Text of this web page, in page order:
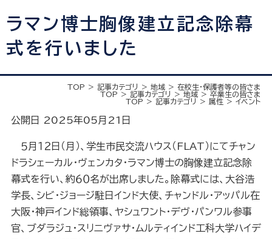
ラマン博士胸像建立記念除幕
式を行いました
TOP 記事カテゴリ 地域
在校生・保護者等の皆さま
TOP
記事カテゴリ 地域
卒業生の皆さま
TOP
記事カテゴリ 属性 イベント
公開日 2025年05月21日
５月１２日（月）、学生市民交流ハウス（FLAT）にてチャン
ドラシェーカル・ヴェンカタ・ラマン博士の胸像建立記念除
幕式を行い、約６０名が出席しました。除幕式には、大谷浩
学長、シビ・ジョージ駐日インド大使、チャンドル・アッパル在
大阪・神戸インド総領事、ヤシュワント・デヴ・パンワル参事
官、ブダラジュ・スリニヴァサ・ムルティインド工科大学ハイデ